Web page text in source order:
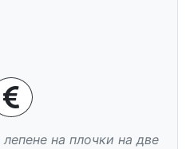
на плочки на две